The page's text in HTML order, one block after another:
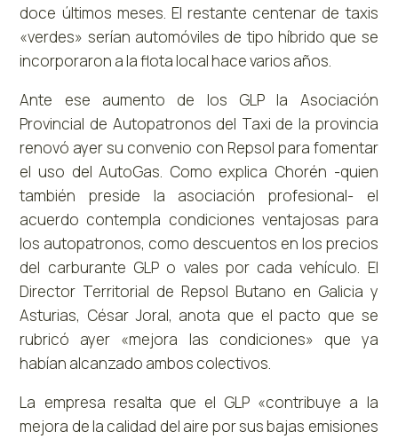
doce últimos meses. El restante centenar de taxis
«verdes» serían automóviles de tipo híbrido que se
incorporaron a la flota local hace varios años.
Ante ese aumento de los GLP la Asociación
Provincial de Autopatronos del Taxi de la provincia
renovó ayer su convenio con Repsol para fomentar
el uso del AutoGas. Como explica Chorén -quien
también preside la asociación profesional- el
acuerdo contempla condiciones ventajosas para
los autopatronos, como descuentos en los precios
del carburante GLP o vales por cada vehículo. El
Director Territorial de Repsol Butano en Galicia y
Asturias, César Joral, anota que el pacto que se
rubricó ayer «mejora las condiciones» que ya
habían alcanzado ambos colectivos.
La empresa resalta que el GLP «contribuye a la
mejora de la calidad del aire por sus bajas emisiones